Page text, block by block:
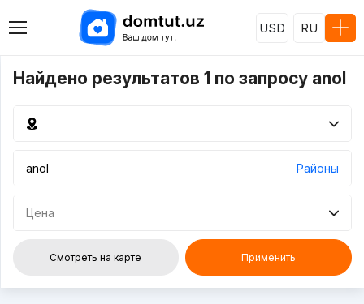
USD RU
Найдено результатов 1 по запросу anol
Районы
Цена
Смотреть на карте Применить